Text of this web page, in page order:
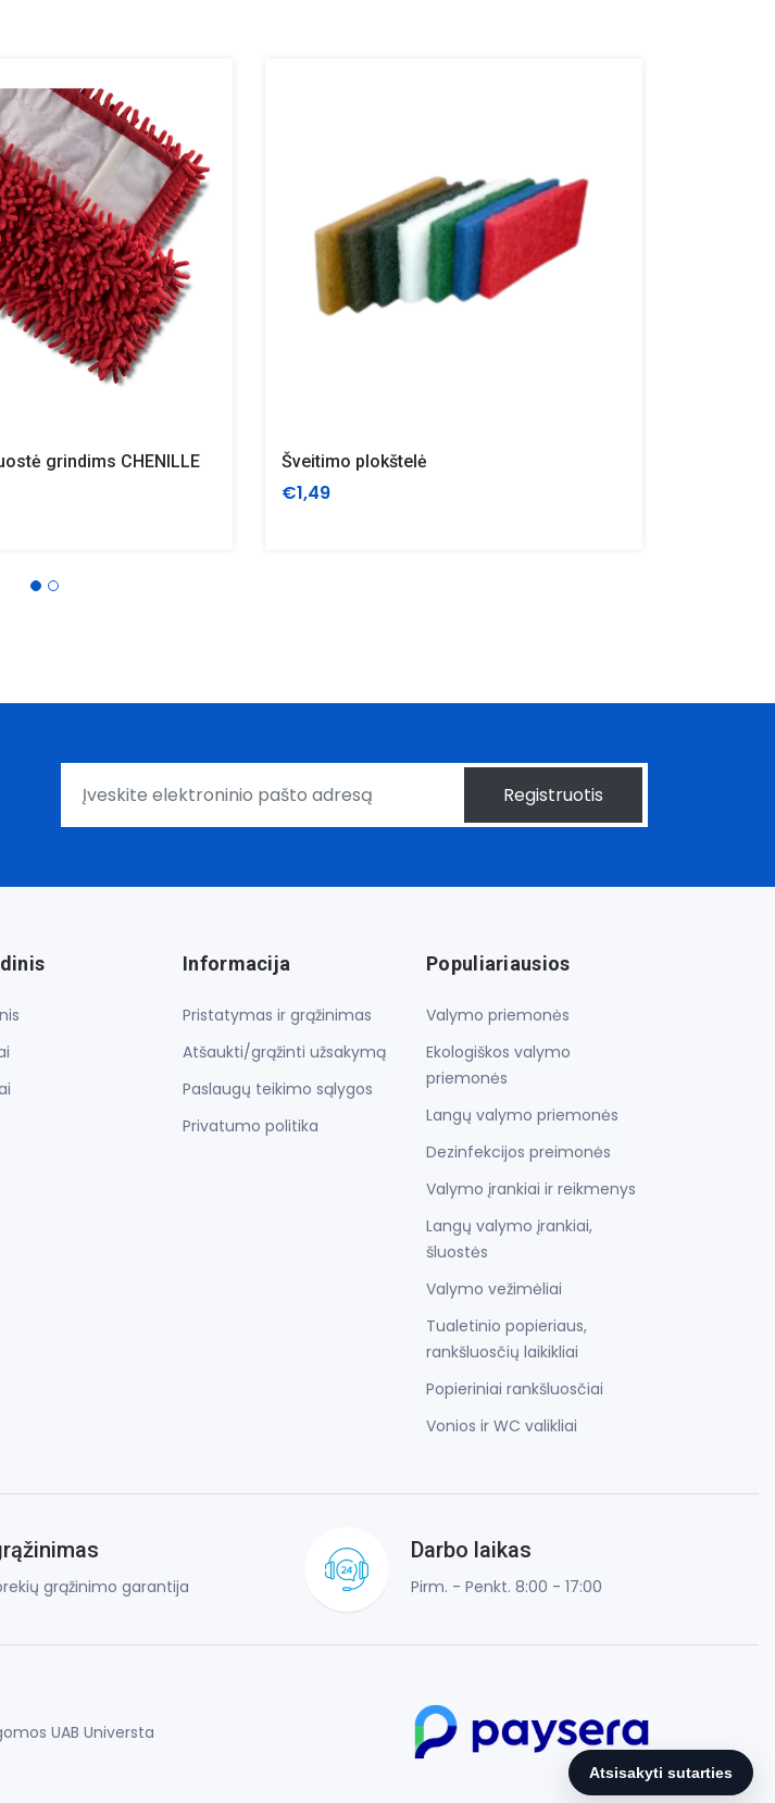
grindims CHENILLE Šveitimo plokštelė
€1,49
Registruotis
Informacija
Pristatymas ir grąžinimas
Atšaukti/grąžinti užsakymą
Paslaugų teikimo sąlygos
Privatumo politika
Populiariausios
Valymo priemonės
Ekologiškos valymo
priemonės
Langų valymo priemonės
Dezinfekcijos preimonės
Valymo įrankiai ir reikmenys
Langų valymo įrankiai,
šluostės
Valymo vežimėliai
Tualetinio popieriaus,
rankšluosčių laikikliai
Popieriniai rankšluosčiai
Vonios ir WC valikliai
grąžinimo garantija
Darbo laikas
Pirm. - Penkt. 8:00 - 17:00
UAB Universta